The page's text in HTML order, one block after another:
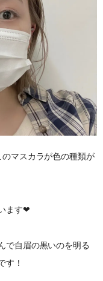
マスカラが色の種類が
ます❤︎
で自眉の黒いのを明る
す！